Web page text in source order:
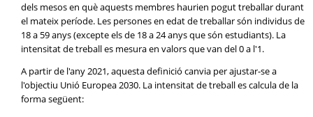
dels mesos en què aquests membres haurien pogut treballar durant
el mateix període. Les persones en edat de treballar són individus de
18 a 59 anys (excepte els de 18 a 24 anys que són estudiants). La
intensitat de treball es mesura en valors que van del 0 a l'1.
A partir de l'any 2021, aquesta definició canvia per ajustar-se a
l'objectiu Unió Europea 2030. La intensitat de treball es calcula de la
forma següent: